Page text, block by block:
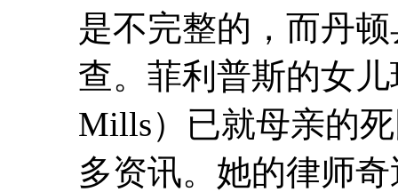
是不完整的，而丹
查。菲利普斯的女儿
Mills）已就母亲的
多资讯。她的律师